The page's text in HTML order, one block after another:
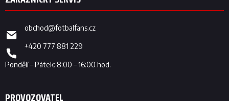
obchod@fotbalfans.cz
+420 777 881 229